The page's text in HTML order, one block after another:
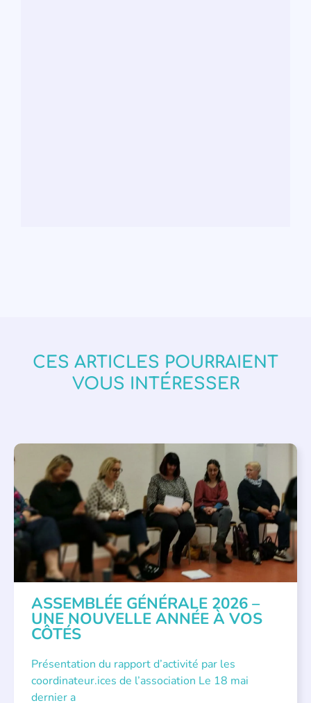
CES ARTICLES POURRAIENT
VOUS INTÉRESSER
APPEL À SOUTIEN , VIE DE L'ASSOCIATION
ASSEMBLÉE GÉNÉRALE 2026 –
UNE NOUVELLE ANNÉE À VOS
CÔTÉS
Présentation du rapport d’activité par les
coordinateur.ices de l’association Le 18 mai
dernier a